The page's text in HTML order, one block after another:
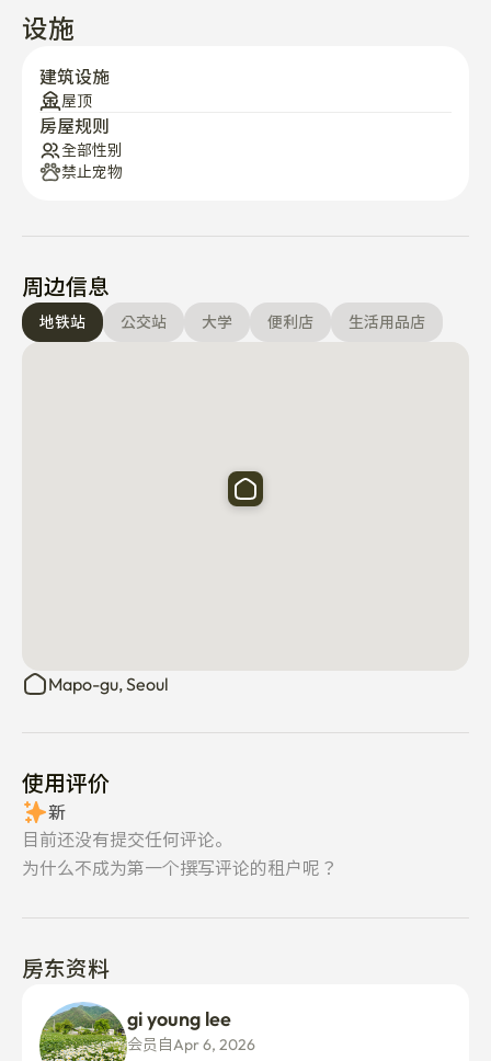
🧺 洗衣机
🧥 充足的衣柜及收纳空间
🍳 冰箱·微波炉·煤气灶
🍽️ 基本烹饪工具及餐具
具备生活所需的基本设施。
📍 周边环境
🚇 麻浦站（5号线）徒步 3 分钟
🚇孔德站（5、6号线、机场铁路、京义中央线）步行8分
钟
🌿可以方便地使用汉江公园和京义线林荫道。
🍽️可以近距离使用龙江美食路和各种餐厅、咖啡厅。
⚠️ 本空间是为签订居住用短期租赁合同的空间。
宿服务。
提供的物品无关。
🛏️配有床，是否使用床上用品将根据合同内容另行制定。
👥 标准人数:2名
📄签约时请务必告知实际使用人数。
🚪 入室 16:00 / 退室 11:00
🚫 使用限制事项
🐾 宠物很难入住。
🚭 室内所有区域禁烟。（包括电子烟）
🎉禁止聚会、活动及过度噪音。
设施
建筑设施
屋顶
房屋规则
全部性别
禁止宠物
周边信息
地铁站 公交站 大学 便利店 生活用品店
Mapo-gu, Seoul
使用评价
新
目前还没有提交任何评论。
为什么不成为第一个撰写评论的租户呢？
房东资料
gi young lee
会员自Apr 6, 2026